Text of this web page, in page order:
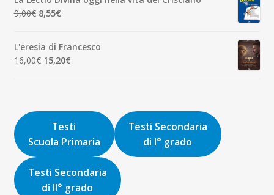
era:
8,00€.
è:
7,60€.
9,00€ Il
era:
9,00€.
8,55€Il
è:
8,55€.
L'eresia di Francesco
16,00€ Il
16,00€.
15,20€Il
15,20€.
Testi
Scuola Primaria
Testi Secondaria
di I° grado
Testi Secondaria
di II° grado